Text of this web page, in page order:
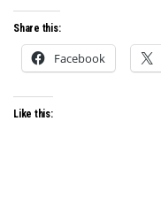
Share this:
Facebook
Like this: